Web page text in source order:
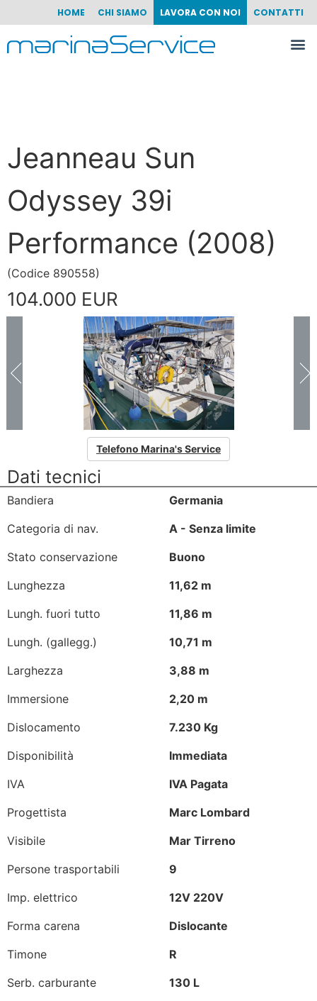
HOME CHI SIAMO LAVORA CON NOI CONTATTI
Jeanneau Sun
Odyssey 39i
Performance (2008)
(Codice 890558)
104.000 EUR
Telefono Marina's Service
Dati tecnici
Bandiera
Germania
Categoria di nav.
A - Senza limite
Stato conservazione
Buono
Lunghezza
11,62 m
Lungh. fuori tutto
11,86 m
Lungh. (gallegg.)
10,71 m
Larghezza
3,88 m
Immersione
2,20 m
Dislocamento
7.230 Kg
Disponibilità
Immediata
IVA
IVA Pagata
Progettista
Marc Lombard
Visibile
Mar Tirreno
Persone trasportabili
9
Imp. elettrico
12V 220V
Forma carena
Dislocante
Timone
R
Serb. carburante
130 L